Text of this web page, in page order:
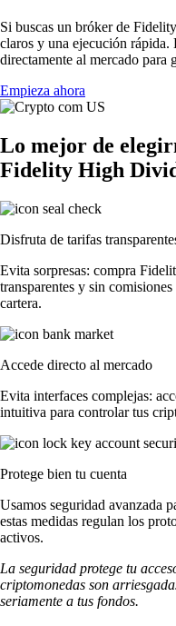
Si buscas un bróker de
claros y una ejecución rápida.
directamente al mercado para
Empieza ahora
Lo mejor de
Fidelity High
Disfruta de tarifas
Evita sorpresas: compra
transparentes y sin
cartera.
Accede directo al mercado
Evita interfaces complejas:
intuitiva para controlar tus
Protege bien tu cuenta
Usamos seguridad avanzada
estas medidas regulan los
activos.
La seguridad protege tu
criptomonedas son
seriamente a tus fondos.